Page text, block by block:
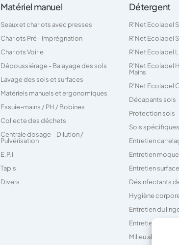
Matériel manuel
Seaux et chariots avec presses
Chariots Pré - Imprégnation
Chariots Voirie
Dépoussiérage - Balayage des sols
Lavage des sols et surfaces
Matériels manuels et ergonomiques
Essuie-mains / PH / Bobines
Collecte des déchets
Centrale dosage – Dilution /
Pulvérisation
E.P.I
Tapis
Divers
Détergent
R’Net Ecolabel
R’Net Ecolabel
R’Net Ecolabel
R’Net Ecolabel
Mains
R’Net Ecolabel
Décapants sols
Protection sols
Sols spécifiques
Entretien
Entretien
Entretien
Désinfectants
Hygiène
Entretien du
Entretien des
Milieu alimentaire